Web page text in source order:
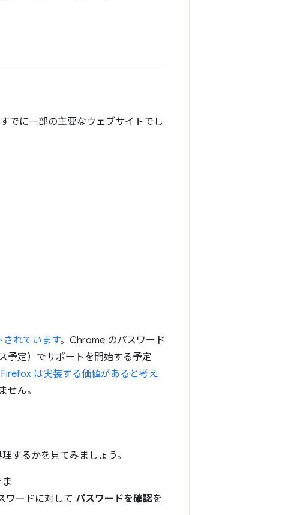
でに一部の主要なウェブサイトでし
されています。Chrome のパスワード
予定）でサポートを開始する予定
Firefox は実装する価値があると考え
ん。
するかを見てみましょう。
ワードに対して パスワードを確認を